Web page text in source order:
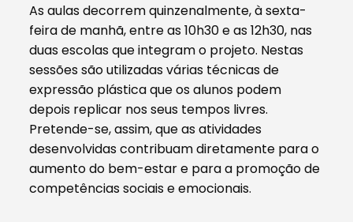
As aulas decorrem quinzenalmente, à sexta-
feira de manhã, entre as 10h30 e as 12h30, nas
duas escolas que integram o projeto. Nestas
sessões são utilizadas várias técnicas de
expressão plástica que os alunos podem
depois replicar nos seus tempos livres.
Pretende-se, assim, que as atividades
desenvolvidas contribuam diretamente para o
aumento do bem-estar e para a promoção de
competências sociais e emocionais.